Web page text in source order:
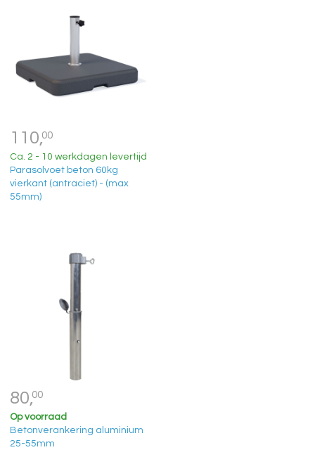
110,00
Ca. 2 - 10 werkdagen levertijd
Parasolvoet beton 60kg
vierkant (antraciet) - (max
55mm)
80,00
Op voorraad
Betonverankering aluminium
25-55mm